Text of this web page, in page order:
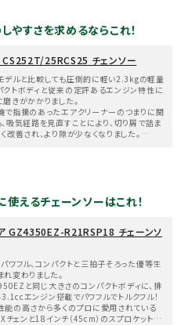
せ
受付
やすさを求めるならこれ！
25RCS25 チェンソー
デルと比較しても圧倒的に軽い2.3kgの軽量
クトボディと従来の定評あるエンジン特性に
磨きがかかりました。
で指摘のあったエアクリーナーのつまりに関
、吸気経路を見直すことにより、切り屑で詰ま
改善され、より隙が少なくなりました。
えるチェーンソーはこれ！
GZ4350EZ-R21RSP18 チェーンソ
パワフル、コンパクトと三拍子そろった優等生
れ変わりました。
と同じ大きさのコンパクトボディに、排
エンジン搭載でパワフルでトルクフル！
能の高さから多くのプロに愛用されている
チェンと18インチ（45cm）のスプロケットノ